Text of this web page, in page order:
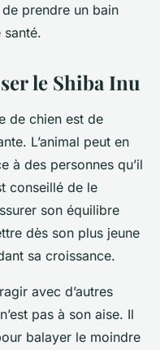
de prendre un bain
santé.
le Shiba Inu
de chien est de
L’animal peut en
à des personnes qu’il
conseillé de le
son équilibre
dès son plus jeune
sa croissance.
avec d’autres
pas à son aise. Il
balayer le moindre